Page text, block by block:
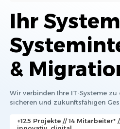
Ihr
&
Wir verbinden Ihre IT-Systeme
sicheren und zukunftsfähigen
+125 Projekte // 14 Mitarbeiter*